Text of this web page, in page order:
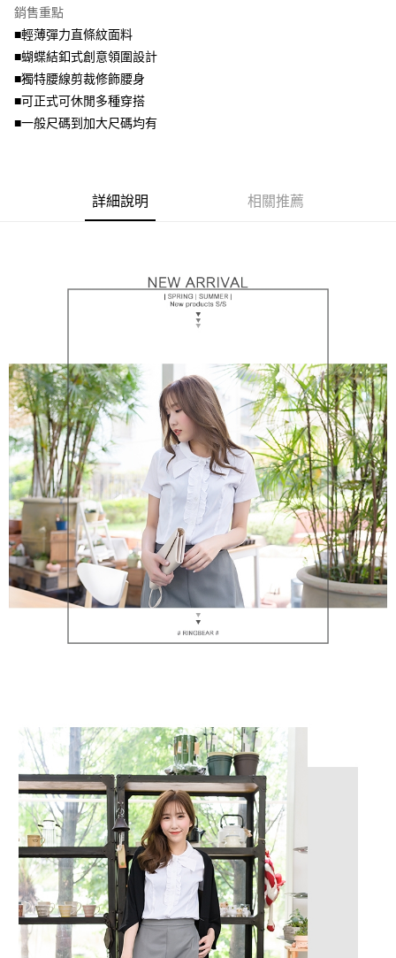
帳／街口支付／iPASS MONEY」等通路繳費。
【注意事項】
1.本服務係由「台灣大哥大股份有限公司」（以下簡稱本公司）所提供，讓
用戶於交易時，得透過本服務購買商品或服務，並由商店將買賣／分期付款
買賣價金債權讓與本公司後，依約使用本公司帳單繳交帳款。
資料（包含姓名、電話或地址）提供予台灣大哥大進項蒐集、處理及利用，
結帳頁面，進行簡訊認證並確認金額後，即可完成結帳。
３．收到繳費通知簡訊後14天內，點擊此簡訊中的連結，可透過四大超商／
ATM／網路銀行／等多元方式進行付款，方視為交易完成。
※ 請注意：結帳手續完成當下不需立刻繳費，但若您需要取消訂單，請聯絡
購買商品的店家。未經商家同意取消之訂單仍視為有效，需透過AFTEE先享
後付繳納相關費用。
※ 交易是否成功請以「AFTEE先享後付 」之結帳頁面顯示為準，若有關於
１．透過由恩沛科技股份有限公司提供之「AFTEE先享後付」服務完成之交
３．未成年的使用者請事先徵得法定代理人或監護人之同意方可使用
「AFTEE先享後付」，若未經同意申辦者引起之損失，本公司不負相關責
４．使用「AFTEE先享後付」時，將依據個別帳號之用戶狀況，依本公司即
５．嚴禁一人註冊多個帳號或使用他人資訊註冊。若發現惡意使用之情形，
恩沛科技股份有限公司將有權停止該用戶之使用額度並採取法律行動。
付款後全家取貨
每筆NT$70，滿NT$699(含以上)免運費
7-11取貨付款
每筆NT$70，滿NT$799(含以上)免運費
付款後7-11取貨
每筆NT$100，滿NT$1,000(含以上)免運費
銷售重點
■輕薄彈力直條紋面料
■蝴蝶結釦式創意領圍設計
■獨特腰線剪裁修飾腰身
■可正式可休閒多種穿搭
■一般尺碼到加大尺碼均有
詳細說明 相關推薦